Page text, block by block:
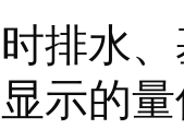
排水
示的